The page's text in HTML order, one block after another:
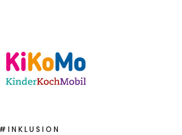
KiKoMo Karlsruhe
Start
Mein Team
#INKLUSION